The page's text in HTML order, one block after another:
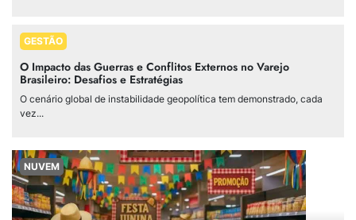
GESTÃO
O Impacto das Guerras e Conflitos Externos no Varejo
Brasileiro: Desafios e Estratégias
O cenário global de instabilidade geopolítica tem demonstrado, cada
vez...
NUVEM